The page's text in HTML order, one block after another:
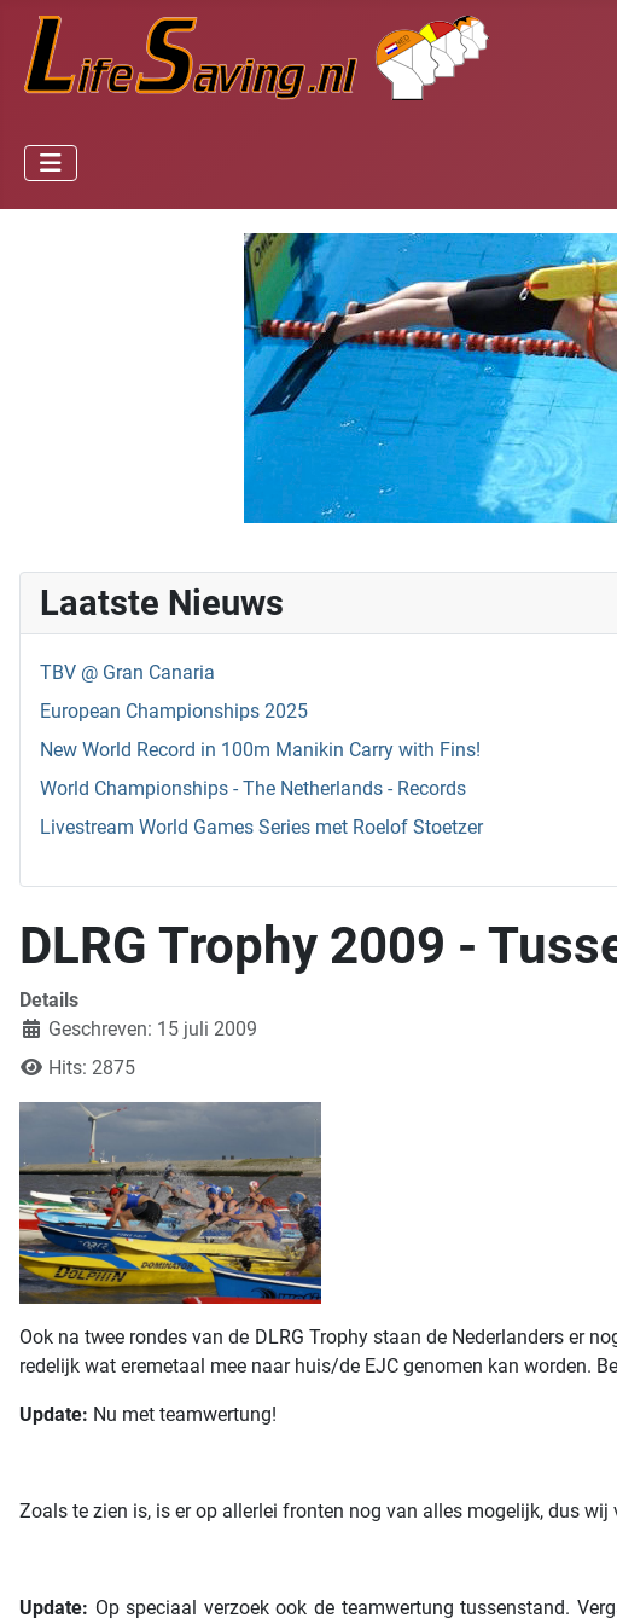
Laatste Nieuws
TBV @ Gran Canaria
European Championships 2025
New World Record in 100m Manikin Carry with Fins!
World Championships - The Netherlands - Records
Livestream World Games Series met Roelof Stoetzer
DLRG Trophy 2009 -
Details
Geschreven: 15 juli 2009
Hits: 2875
Ook na twee rondes van de DLRG Trophy staan de Nederlanders er
redelijk wat eremetaal mee naar huis/de EJC genomen kan worden.
Update: Nu met teamwertung!
Zoals te zien is, is er op allerlei fronten nog van alles mogelijk, dus wij
Update: Op speciaal verzoek ook de teamwertung tussenstand.